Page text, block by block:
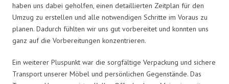
haben uns dabei geholfen, einen detaillierten Zeitplan für den
Umzug zu erstellen und alle notwendigen Schritte im Voraus zu
planen. Dadurch fühlten wir uns gut vorbereitet und konnten uns
ganz auf die Vorbereitungen konzentrieren.
Ein weiterer Pluspunkt war die sorgfältige Verpackung und sichere
Transport unserer Möbel und persönlichen Gegenstände. Das